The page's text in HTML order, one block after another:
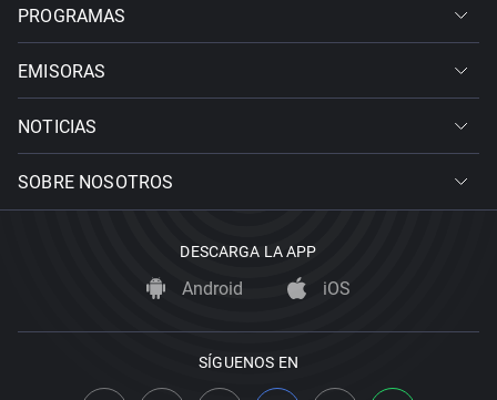
PROGRAMAS
EMISORAS
NOTICIAS
SOBRE NOSOTROS
DESCARGA LA APP
Android iOS
SÍGUENOS EN